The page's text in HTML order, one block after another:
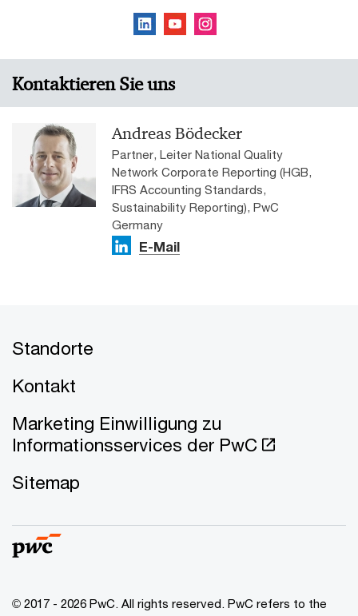
Kontaktieren Sie uns
Andreas Bödecker
Partner, Leiter National Quality
Network Corporate Reporting (HGB,
IFRS Accounting Standards,
Sustainability Reporting), PwC
Germany
E-Mail
Standorte
Kontakt
Marketing Einwilligung zu
Informationsservices der PwC
Sitemap
© 2017 - 2026 PwC. All rights reserved. PwC refers to the